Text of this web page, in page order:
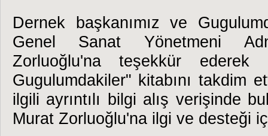
Dernek başkanımız ve
Genel Sanat Yönetmeni
Zorluoğlu'na teşekkür
Gugulumdakiler" kitabını takdim
ilgili ayrıntılı bilgi alış verişinde
Murat Zorluoğlu'na ilgi ve desteği